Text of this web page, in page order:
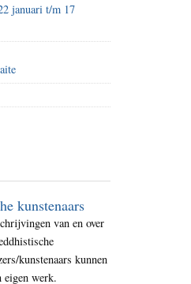
januari t/m 17
kunstenaars
van en over
kunstenaars kunnen
eigen werk.